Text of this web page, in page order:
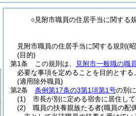
○見附市職員の住居手当に関する
見附市職員の住居手当に関する規則(
(目的)
第1条
この規則は、 見附市一般職の職
必要な事項を定めることを目的とする。
(適用除外職員)
第2条
条例第17条の3第1項第1号の別
(1)
市長が別に定める宿舎に居住し
(2)
職員の扶養親族たる者(職員の配